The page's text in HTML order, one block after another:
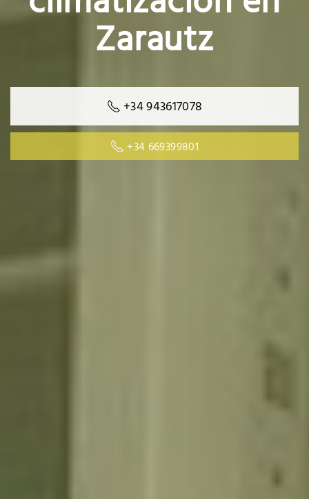
Zarautz
+34 943617078
+34 669399801